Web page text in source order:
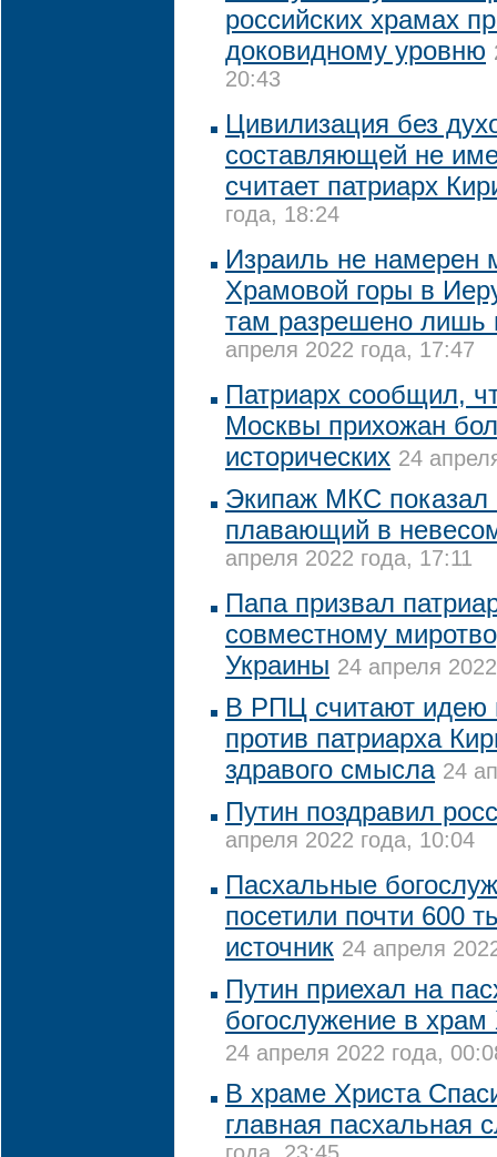
российских храмах
доковидному уровню
20:43
Цивилизация без
составляющей не
считает патриарх
года, 18:24
Израиль не намерен
Храмовой горы в
там разрешено лишь
апреля 2022 года, 17:47
Патриарх сообщил,
Москвы прихожан
исторических 24
Экипаж МКС показал
плавающий в
апреля 2022 года, 17:11
Папа призвал
совместному
Украины 24 апреля
В РПЦ считают идею
против патриарха
здравого смысла 24
Путин поздравил
апреля 2022 года, 10:04
Пасхальные
посетили почти 600
источник 24 апреля
Путин приехал на
богослужение в
24 апреля 2022 года,
В храме Христа
главная пасхальная